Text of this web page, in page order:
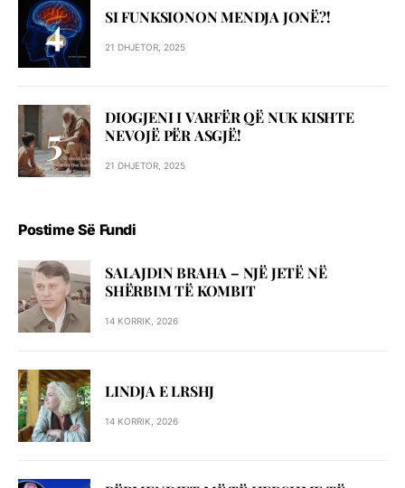
SI FUNKSIONON MENDJA JONË?!
21 DHJETOR, 2025
DIOGJENI I VARFËR QË NUK KISHTE
NEVOJË PËR ASGJË!
21 DHJETOR, 2025
Postime Së Fundi
SALAJDIN BRAHA – NJЁ JETЁ NЁ
SHЁRBIM TЁ KOMBIT
14 KORRIK, 2026
LINDJA E LRSHJ
14 KORRIK, 2026